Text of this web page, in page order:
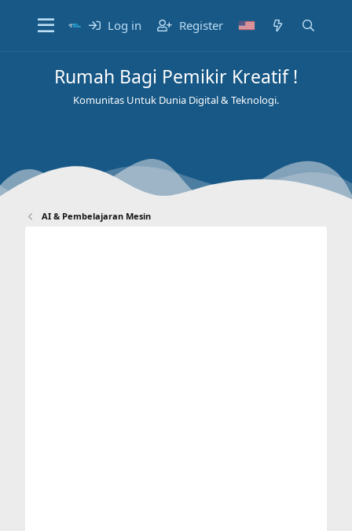
Log in Register
Rumah Bagi Pemikir Kreatif !
Komunitas Untuk Dunia Digital & Teknologi.
AI & Pembelajaran Mesin